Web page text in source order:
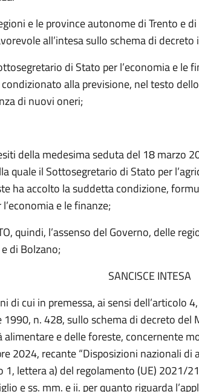
e le province autonome di Trento e
all’intesa sullo schema di decreto
di Stato per l’economia e le
alla previsione, nel testo
di nuovi oneri;
della medesima seduta del 18 marzo
quale il Sottosegretario di Stato per
ha accolto la suddetta condizione,
e le finanze;
quindi, l’assenso del Governo, delle
di Bolzano;
SANCISCE INTESA
di cui in premessa, ai sensi dell’articolo
1990, n. 428, sullo schema di decreto del
alimentare e delle foreste, concernente
2024, recante “Disposizioni nazionali di
1, lettera a) del regolamento (UE) 2021/
e ss. mm. e ii. per quanto riguarda